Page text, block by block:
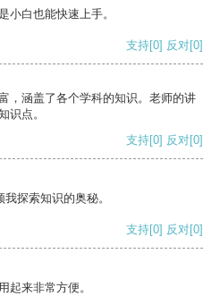
小白也能快速上手。
支持[0] 反对[0]
，涵盖了各个学科的知识。老师的讲
识点。
支持[0] 反对[0]
探索知识的奥秘。
支持[0] 反对[0]
起来非常方便。